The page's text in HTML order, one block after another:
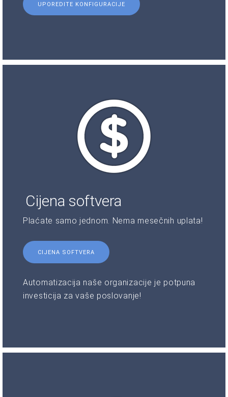
UPOREDITE KONFIGURACIJE
Cijena softvera
Plaćate samo jednom. Nema mesečnih uplata!
CIJENA SOFTVERA
Automatizacija naše organizacije je potpuna
investicija za vaše poslovanje!